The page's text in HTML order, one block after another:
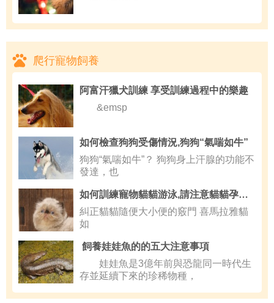
爬行寵物飼養
阿富汗獵犬訓練 享受訓練過程中的樂趣
&emsp
如何檢查狗狗受傷情況,狗狗“氣喘如牛”
狗狗“氣喘如牛”？ 狗狗身上汗腺的功能不
發達，也
如何訓練寵物貓貓游泳,請注意貓貓孕婦的飲食健康
糾正貓貓隨便大小便的竅門 喜馬拉雅貓
如
飼養娃娃魚的的五大注意事項
娃娃魚是3億年前與恐龍同一時代生
存並延續下來的珍稀物種，